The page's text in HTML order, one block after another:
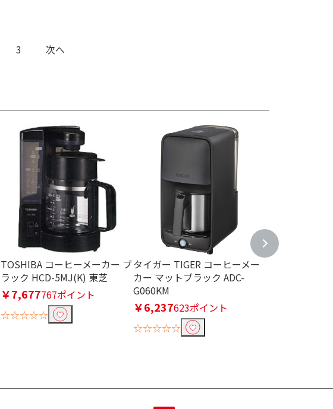
3 次へ
TOSHIBA コーヒーメーカー ブ
ラック HCD-5MJ(K) 東芝
￥7,677767ポイント
☆☆☆☆☆
タイガー TIGER コーヒーメー
カー マットブラック ADC-
G060KM
￥6,237623ポイント
☆☆☆☆☆